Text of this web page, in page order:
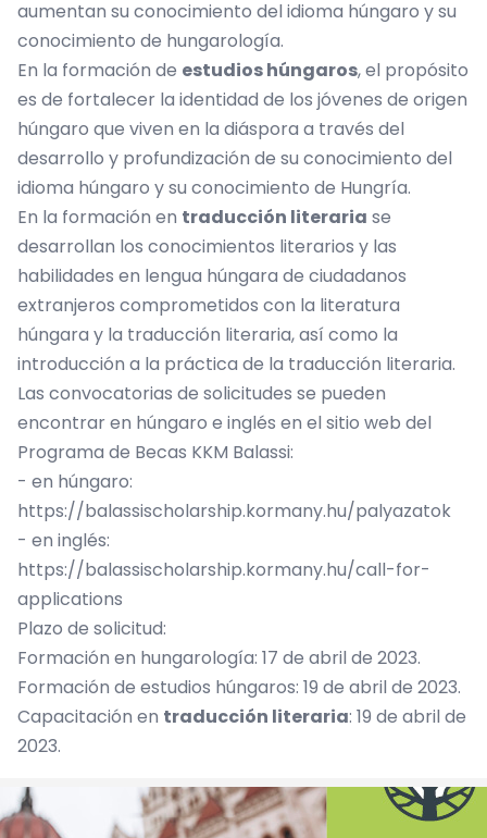
aumentan su conocimiento del idioma húngaro y su
conocimiento de hungarología.
En la formación de estudios húngaros, el propósito
es de fortalecer la identidad de los jóvenes de origen
húngaro que viven en la diáspora a través del
desarrollo y profundización de su conocimiento del
idioma húngaro y su conocimiento de Hungría.
En la formación en traducción literaria se
desarrollan los conocimientos literarios y las
habilidades en lengua húngara de ciudadanos
extranjeros comprometidos con la literatura
húngara y la traducción literaria, así como la
introducción a la práctica de la traducción literaria.
Las convocatorias de solicitudes se pueden
encontrar en húngaro e inglés en el sitio web del
Programa de Becas KKM Balassi:
- en húngaro:
https://balassischolarship.kormany.hu/palyazatok
- en inglés:
https://balassischolarship.kormany.hu/call-for-
applications
Plazo de solicitud:
Formación en hungarología: 17 de abril de 2023.
Formación de estudios húngaros: 19 de abril de 2023.
Capacitación en traducción literaria: 19 de abril de
2023.